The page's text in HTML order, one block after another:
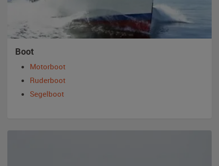
Boot
Motorboot
Ruderboot
Segelboot